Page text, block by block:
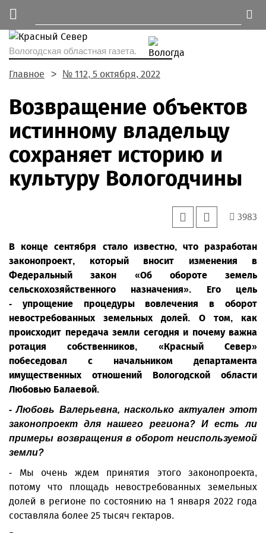
Вологодская областная газета.
Главное № 112, 5 октября, 2022
Возвращение объектов
истинному владельцу
сохраняет историю и
культуру Вологодчины
3983
В конце сентября стало известно, что разработан
законопроект, который вносит изменения в
Федеральный закон «Об обороте земель
сельскохозяйственного назначения». Его цель
- упрощение процедуры вовлечения в оборот
невостребованных земельных долей. О том, как
происходит передача земли сегодня и почему важна
ротация собственников, «Красный Север»
побеседовал с начальником департамента
имущественных отношений Вологодской области
Любовью Балаевой.
- Любовь Валерьевна, насколько актуален этот
законопроект для нашего региона? И есть ли
примеры возвращения в оборот неиспользуемой
земли?
- Мы очень ждем принятия этого законопроекта,
потому что площадь невостребованных земельных
долей в регионе по состоянию на 1 января 2022 года
составляла более 25 тысяч гектаров.